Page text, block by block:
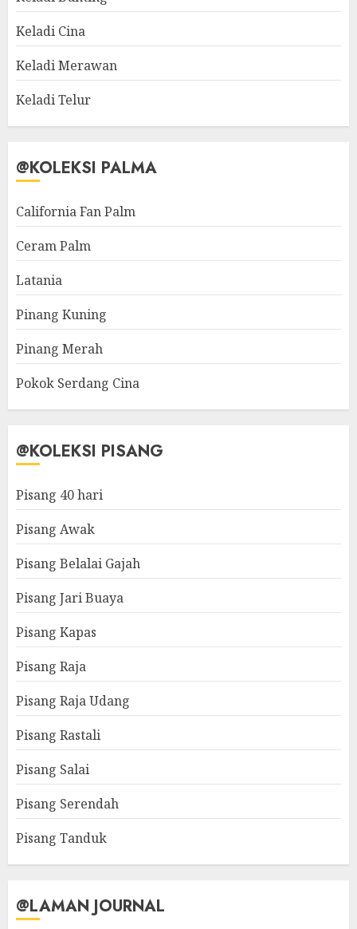
Keladi Cina
Keladi Merawan
Keladi Telur
@KOLEKSI PALMA
California Fan Palm
Ceram Palm
Latania
Pinang Kuning
Pinang Merah
Pokok Serdang Cina
@KOLEKSI PISANG
Pisang 40 hari
Pisang Awak
Pisang Belalai Gajah
Pisang Jari Buaya
Pisang Kapas
Pisang Raja
Pisang Raja Udang
Pisang Rastali
Pisang Salai
Pisang Serendah
Pisang Tanduk
@LAMAN JOURNAL